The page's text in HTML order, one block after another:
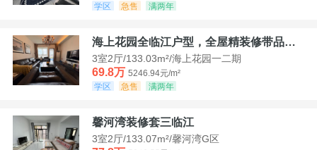
学区
急售 满两年
海上花园全临江户型，全屋精装修带品牌家具家电，诚意出售！
3室2厅/133.03m²/海上花园一二期
69.8万 5246.94元/m²
学区
急售 满两年
馨河湾装修套三临江
3室2厅/133.07m²/馨河湾G区